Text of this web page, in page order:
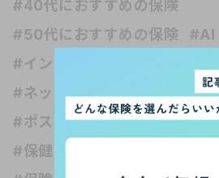
#40代におすすめの保険
#50代におすすめの保険
#AI
#インシュアテック
#ネット保険
#フリーランス
#ポスト・ホケニズムの生活考
#保健の種類